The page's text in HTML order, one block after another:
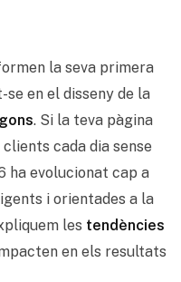
la seva primera
en el disseny de la
. Si la teva pàgina
cada dia sense
ha evolucionat cap a
i orientades a la
les tendències
en els resultats